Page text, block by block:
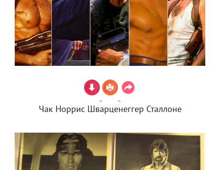
Чак Норрис Шварценеггер Сталлоне